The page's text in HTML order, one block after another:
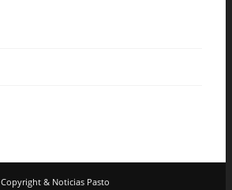
Copyright & Noticias Pasto